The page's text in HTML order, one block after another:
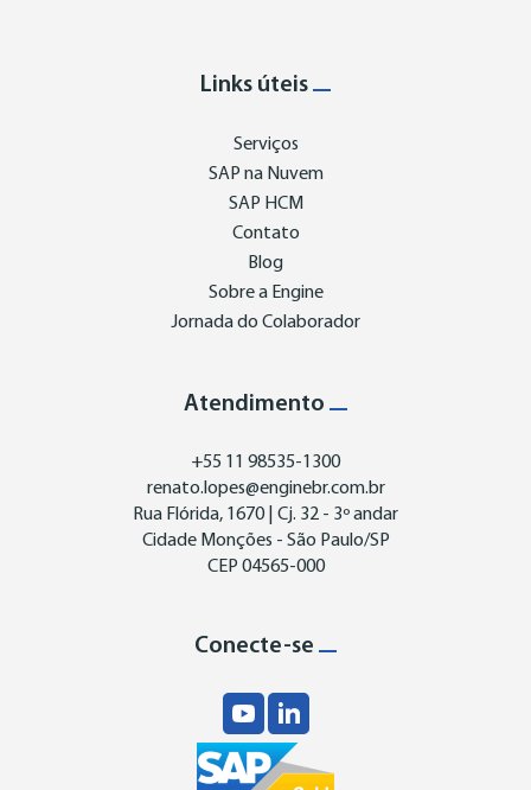
Links úteis
Serviços
SAP na Nuvem
SAP HCM
Contato
Blog
Sobre a Engine
Jornada do Colaborador
Atendimento
+55 11 98535-1300
renato.lopes@enginebr.com.br
Rua Flórida, 1670 | Cj. 32 - 3º andar
Cidade Monções - São Paulo/SP
CEP 04565-000
Conecte-se